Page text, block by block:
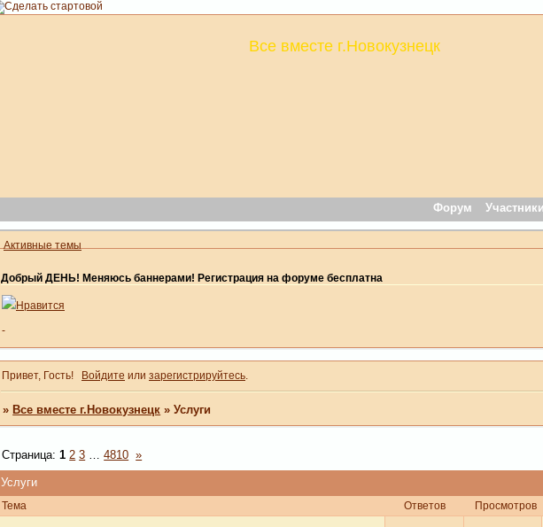
Все вместе г.Новокузнецк
Форум Участники
Активные темы
Добрый ДЕНЬ! Меняюсь баннерами! Регистрация на форуме бесплатна
Нравится
-
Привет, Гость! Войдите или зарегистрируйтесь.
»Все вместе г.Новокузнецк »Услуги
Услуги
Страница:1 2 3 … 4810 »
Тема Ответов Просмотров